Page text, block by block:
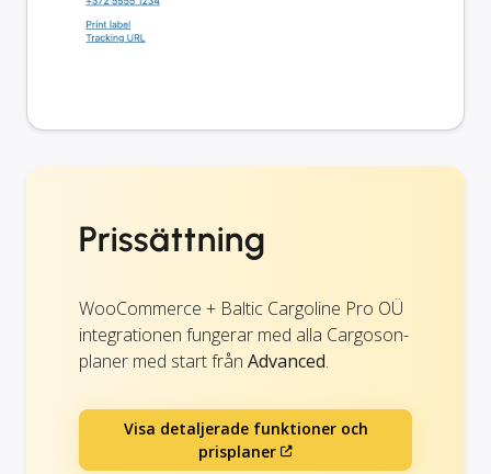
Prissättning
WooCommerce + Baltic Cargoline Pro OÜ
integrationen fungerar med alla Cargoson-
planer med start från Advanced.
Visa detaljerade funktioner och
prisplaner